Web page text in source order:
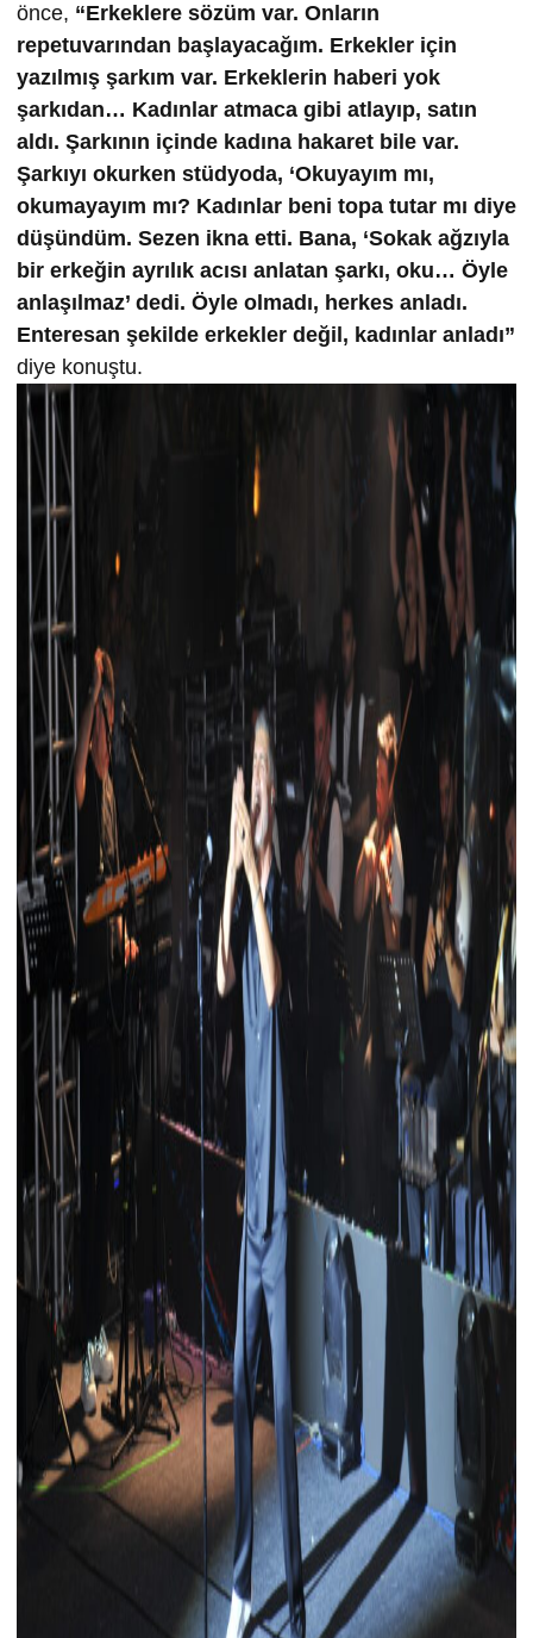
önce, “Erkeklere sözüm var. Onların
repetuvarından başlayacağım. Erkekler için
yazılmış şarkım var. Erkeklerin haberi yok
şarkıdan… Kadınlar atmaca gibi atlayıp, satın
aldı. Şarkının içinde kadına hakaret bile var.
Şarkıyı okurken stüdyoda, ‘Okuyayım mı,
okumayayım mı? Kadınlar beni topa tutar mı diye
düşündüm. Sezen ikna etti. Bana, ‘Sokak ağzıyla
bir erkeğin ayrılık acısı anlatan şarkı, oku… Öyle
anlaşılmaz’ dedi. Öyle olmadı, herkes anladı.
Enteresan şekilde erkekler değil, kadınlar anladı”
diye konuştu.